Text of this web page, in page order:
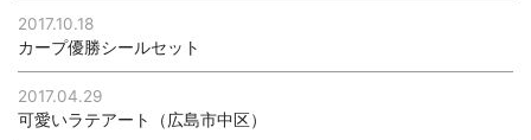
2017.10.18
カープ優勝シールセット
2017.04.29
可愛いラテアート（広島市中区）